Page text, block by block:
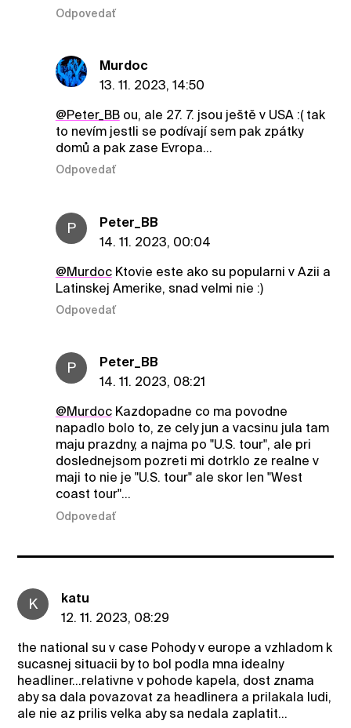
Odpovedať
Murdoc
13. 11. 2023, 14:50
@Peter_BBou, ale 27. 7. jsou ještě v USA :( tak
to nevím jestli se podívají sem pak zpátky
domů a pak zase Evropa...
Odpovedať
P
Peter_BB
14. 11. 2023, 00:04
@MurdocKtovie este ako su popularni v Azii a
Latinskej Amerike, snad velmi nie :)
Odpovedať
P
Peter_BB
14. 11. 2023, 08:21
@MurdocKazdopadne co ma povodne
napadlo bolo to, ze cely jun a vacsinu jula tam
maju prazdny, a najma po "U.S. tour", ale pri
doslednejsom pozreti mi dotrklo ze realne v
maji to nie je "U.S. tour" ale skor len "West
coast tour"...
Odpovedať
K
katu
12. 11. 2023, 08:29
the national su v case Pohody v europe a vzhladom k
sucasnej situacii by to bol podla mna idealny
headliner…relativne v pohode kapela, dost znama
aby sa dala povazovat za headlinera a prilakala ludi,
ale nie az prilis velka aby sa nedala zaplatit…